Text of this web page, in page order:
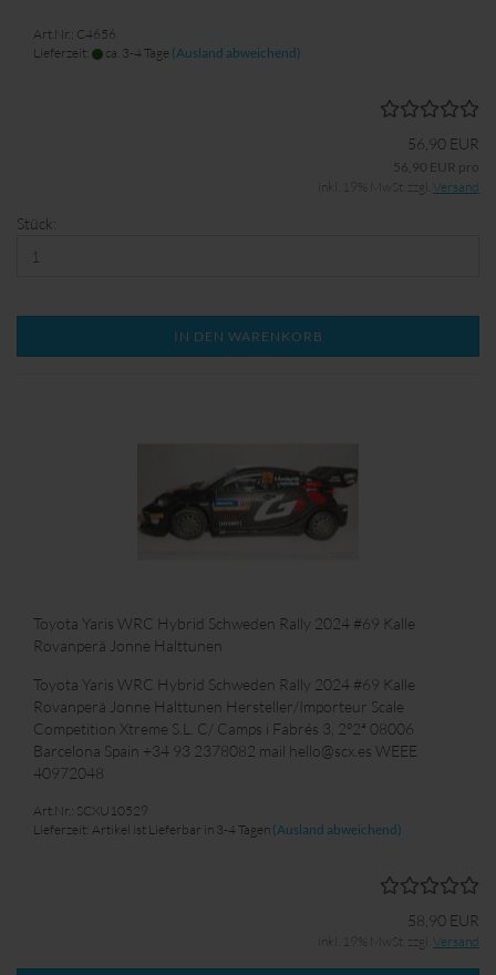
Art.Nr.: C4656
Lieferzeit:
ca. 3-4 Tage (Ausland abweichend)
56,90 EUR
56,90 EUR pro
inkl. 19% MwSt. zzgl. Versand
Stück:
IN DEN WARENKORB
Toyota Yaris WRC Hybrid Schweden Rally 2024 #69 Kalle
Rovanperä Jonne Halttunen
Toyota Yaris WRC Hybrid Schweden Rally 2024 #69 Kalle
Rovanperä Jonne Halttunen Hersteller/Importeur Scale
Competition Xtreme S.L. C/ Camps i Fabrés 3, 2º2ª 08006
Barcelona Spain +34 93 2378082 mail hello@scx.es WEEE
40972048
Art.Nr.: SCXU10529
Lieferzeit: Artikel ist Lieferbar in 3-4 Tagen (Ausland abweichend)
58,90 EUR
inkl. 19% MwSt. zzgl. Versand